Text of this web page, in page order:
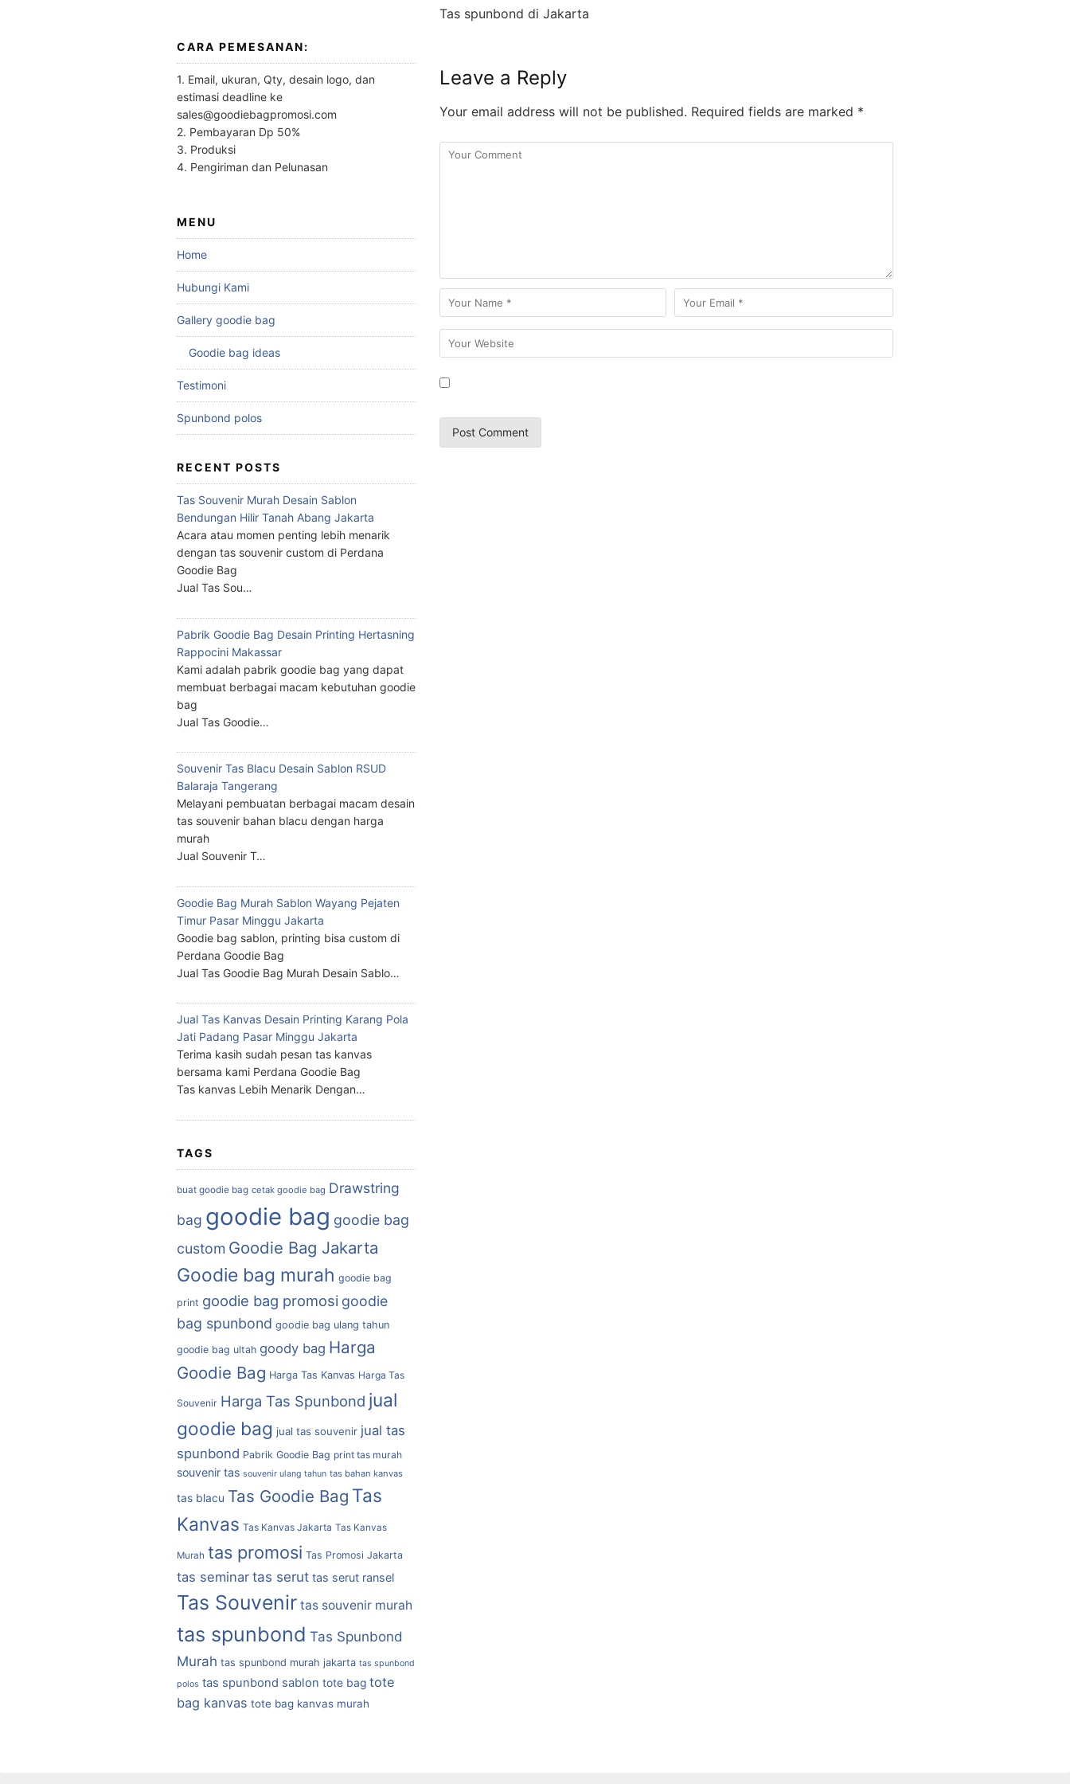
Tas spunbond di Jakarta
Leave a Reply
Your email address will not be published. Required fields are marked *
CARA PEMESANAN:
1. Email, ukuran, Qty, desain logo, dan
estimasi deadline ke
sales@goodiebagpromosi.com
2. Pembayaran Dp 50%
3. Produksi
4. Pengiriman dan Pelunasan
MENU
Home
Hubungi Kami
Gallery goodie bag
Goodie bag ideas
Testimoni
Spunbond polos
RECENT POSTS
Tas Souvenir Murah Desain Sablon
Bendungan Hilir Tanah Abang Jakarta
Acara atau momen penting lebih menarik
dengan tas souvenir custom di Perdana
Goodie Bag
Jual Tas Sou…
Pabrik Goodie Bag Desain Printing Hertasning
Rappocini Makassar
Kami adalah pabrik goodie bag yang dapat
membuat berbagai macam kebutuhan goodie
bag
Jual Tas Goodie…
Souvenir Tas Blacu Desain Sablon RSUD
Balaraja Tangerang
Melayani pembuatan berbagai macam desain
tas souvenir bahan blacu dengan harga
murah
Jual Souvenir T…
Goodie Bag Murah Sablon Wayang Pejaten
Timur Pasar Minggu Jakarta
Goodie bag sablon, printing bisa custom di
Perdana Goodie Bag
Jual Tas Goodie Bag Murah Desain Sablo…
Jual Tas Kanvas Desain Printing Karang Pola
Jati Padang Pasar Minggu Jakarta
Terima kasih sudah pesan tas kanvas
bersama kami Perdana Goodie Bag
Tas kanvas Lebih Menarik Dengan…
TAGS
buat goodie bag cetak goodie bag Drawstring
bag goodie bag goodie bag
custom Goodie Bag Jakarta
Goodie bag murah goodie bag
print goodie bag promosi goodie
bag spunbond goodie bag ulang tahun
goodie bag ultah goody bag Harga
Goodie Bag Harga Tas Kanvas Harga Tas
Souvenir Harga Tas Spunbond jual
goodie bag jual tas souvenir jual tas
spunbond Pabrik Goodie Bag print tas murah
souvenir tas souvenir ulang tahun tas bahan kanvas
tas blacu Tas Goodie Bag Tas
Kanvas Tas Kanvas Jakarta Tas Kanvas
Murah tas promosi Tas Promosi Jakarta
tas seminar tas serut tas serut ransel
Tas Souvenir tas souvenir murah
tas spunbond Tas Spunbond
Murah tas spunbond murah jakarta tas spunbond
polos tas spunbond sablon tote bag tote
bag kanvas tote bag kanvas murah